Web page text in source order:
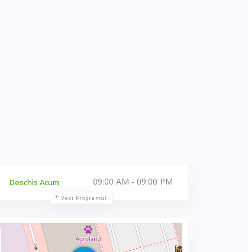
Deschis Acum 09:00 AM - 09:00 PM
Vezi Programul